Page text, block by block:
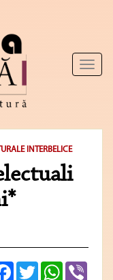
Toggle
INTERBELICE
FacebookTwitterWhatsApp